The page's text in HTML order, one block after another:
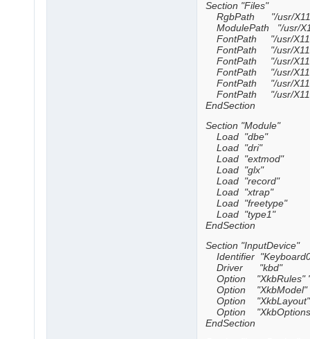
Section "Files"
RgbPath "/usr/
ModulePath "/usr/
FontPath "/usr/
FontPath "/usr/
FontPath "/usr/
FontPath "/usr/
FontPath "/usr/
FontPath "/usr/
EndSection
Section "Module"
Load "dbe"
Load "dri"
Load "extmod"
Load "glx"
Load "record"
Load "xtrap"
Load "freetype"
Load "type1"
EndSection
Section "InputDevice"
Identifier
Driver "kbd"
Option "XkbRules"
Option "XkbModel"
Option "XkbLayout"
Option
EndSection